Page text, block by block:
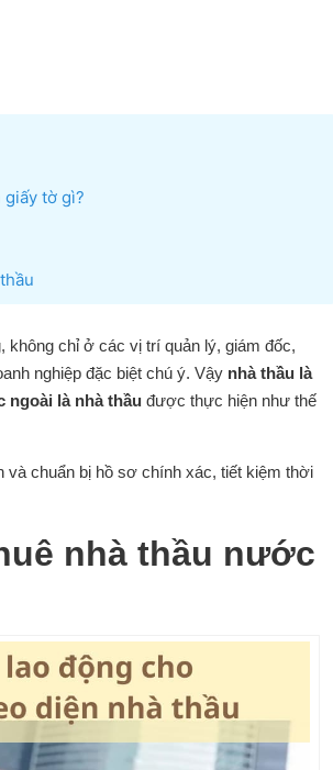
tờ gì?
không chỉ ở các vị trí quản lý, giám đốc,
nghiệp đặc biệt chú ý. Vậy nhà thầu là
là nhà thầu được thực hiện như thế
và chuẩn bị hồ sơ chính xác, tiết kiệm thời
nhà thầu nước